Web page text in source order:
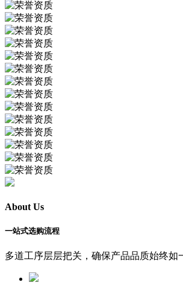
About Us
一站式选购流程
多道工序层层把关，确保产品品质始终如